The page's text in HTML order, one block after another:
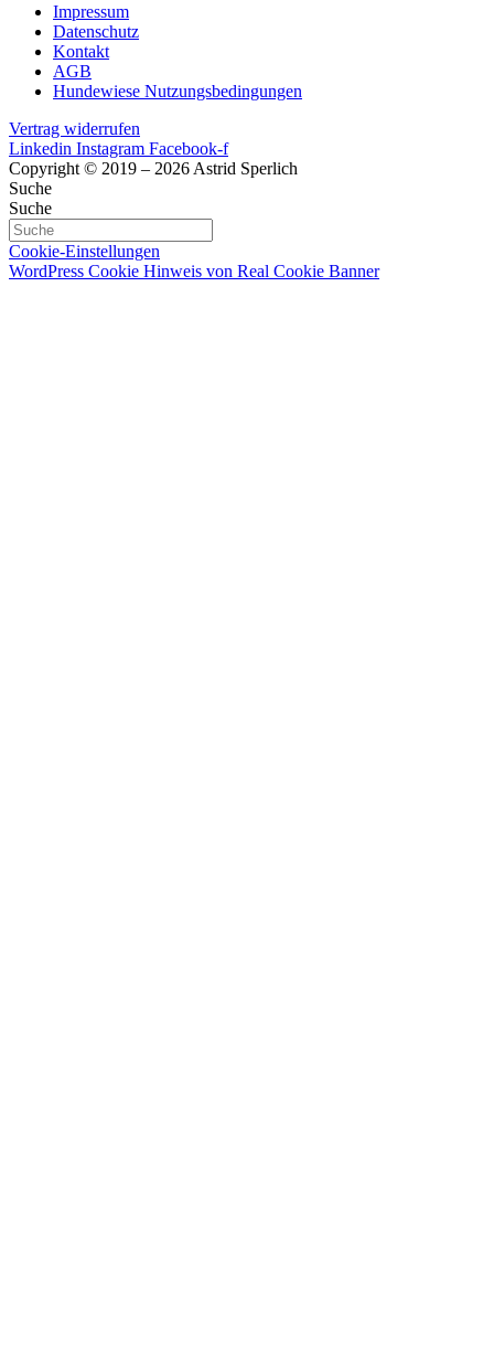
Impressum
Datenschutz
Kontakt
AGB
Hundewiese Nutzungsbedingungen
Vertrag widerrufen
Linkedin Instagram Facebook-f
Copyright © 2019 – 2026 Astrid Sperlich
Suche
Suche
Cookie-Einstellungen
WordPress Cookie Hinweis von Real Cookie Banner